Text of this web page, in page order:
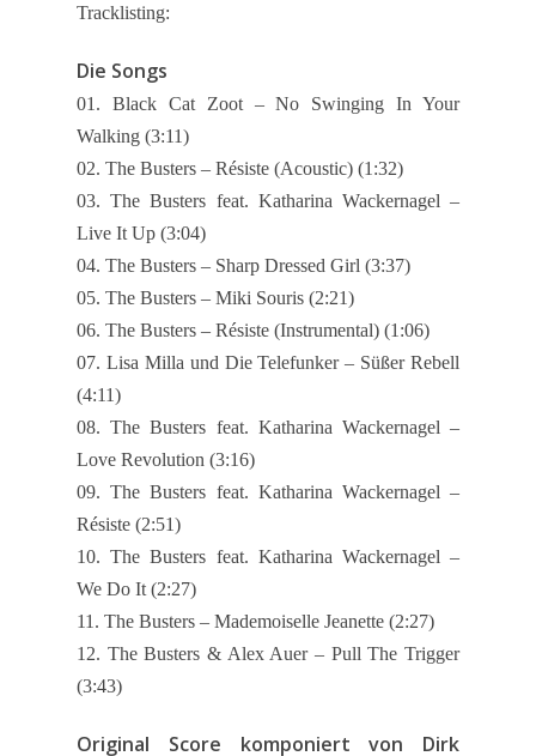
Tracklisting:
Die Songs
01. Black Cat Zoot – No Swinging In Your
Walking (3:11)
02. The Busters – Résiste (Acoustic) (1:32)
03. The Busters feat. Katharina Wackernagel –
Live It Up (3:04)
04. The Busters – Sharp Dressed Girl (3:37)
05. The Busters – Miki Souris (2:21)
06. The Busters – Résiste (Instrumental) (1:06)
07. Lisa Milla und Die Telefunker – Süßer Rebell
(4:11)
08. The Busters feat. Katharina Wackernagel –
Love Revolution (3:16)
09. The Busters feat. Katharina Wackernagel –
Résiste (2:51)
10. The Busters feat. Katharina Wackernagel –
We Do It (2:27)
11. The Busters – Mademoiselle Jeanette (2:27)
12. The Busters & Alex Auer – Pull The Trigger
(3:43)
Original Score komponiert von Dirk
Komponisten
Künstler
CDs
Wir über uns
Links
Datenschutz